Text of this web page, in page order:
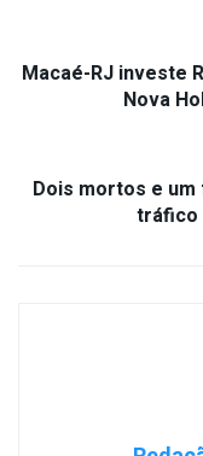
Macaé-RJ investe
Nova
Dois mortos e
tráfico